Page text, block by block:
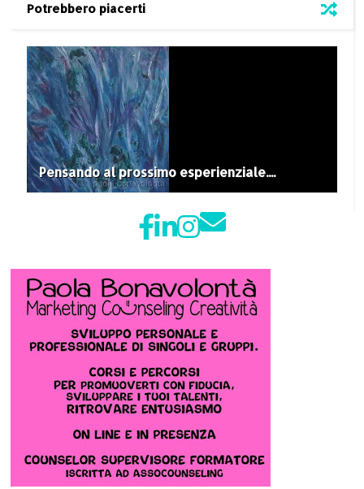
Potrebbero piacerti
Pensando al prossimo esperienziale....